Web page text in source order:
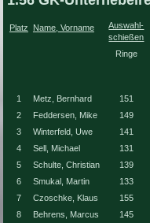
Platz Name, Vorname
Auswahl-
schießen
Ringe
1 Metz, Bernhard 151
2
Feddersen, Mike 149
3
Winterfeld, Uwe 141
4
Sell, Michael 131
5
Schulte, Christian 139
6
Smukal, Martin 133
7
Czoschke, Klaus 155
8
Behrens, Marcus 145